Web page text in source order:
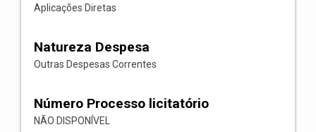
Aplicações Diretas
Natureza Despesa
Outras Despesas Correntes
Número Processo licitatório
NÃO DISPONÍVEL